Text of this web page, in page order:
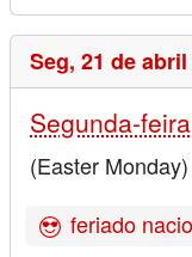
Seg, 21 de abril
Segunda-
(Easter Monday)
feriado